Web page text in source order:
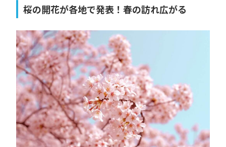
桜の開花が各地で発表！春の訪れ広がる